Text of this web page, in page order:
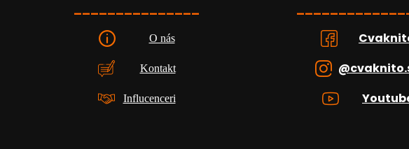
_______________
O nás
Kontakt
Influcenceri